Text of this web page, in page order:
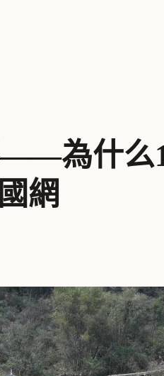
為什么
網